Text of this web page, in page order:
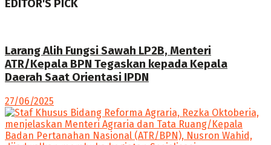
EDITOR'S PICK
Larang Alih Fungsi Sawah LP2B, Menteri
ATR/Kepala BPN Tegaskan kepada Kepala
Daerah Saat Orientasi IPDN
27/06/2025